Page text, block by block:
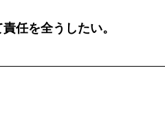
任を全うしたい。